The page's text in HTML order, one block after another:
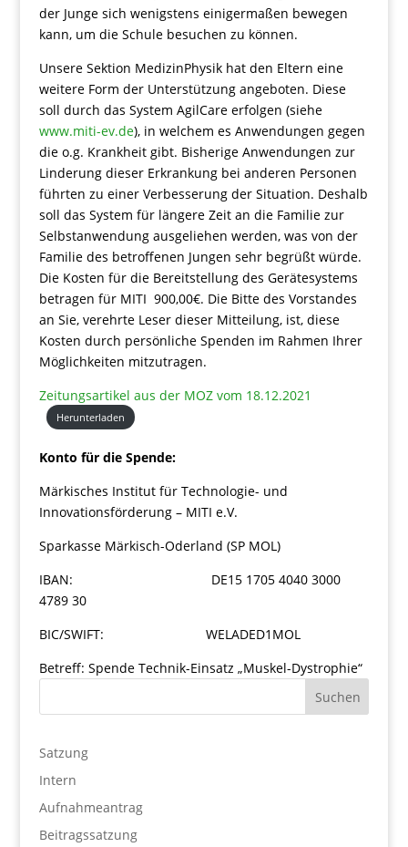
der Junge sich wenigstens einigermaßen bewegen
kann, um die Schule besuchen zu können.
Unsere Sektion MedizinPhysik hat den Eltern eine
weitere Form der Unterstützung angeboten. Diese
soll durch das System AgilCare erfolgen (siehe
www.miti-ev.de), in welchem es Anwendungen gegen
die o.g. Krankheit gibt. Bisherige Anwendungen zur
Linderung dieser Erkrankung bei anderen Personen
führten zu einer Verbesserung der Situation. Deshalb
soll das System für längere Zeit an die Familie zur
Selbstanwendung ausgeliehen werden, was von der
Familie des betroffenen Jungen sehr begrüßt würde.
Die Kosten für die Bereitstellung des Gerätesystems
betragen für MITI 900,00€. Die Bitte des Vorstandes
an Sie, verehrte Leser dieser Mitteilung, ist, diese
Kosten durch persönliche Spenden im Rahmen Ihrer
Möglichkeiten mitzutragen.
Zeitungsartikel aus der MOZ vom 18.12.2021
Herunterladen
Konto für die Spende:
Märkisches Institut für Technologie- und
Innovationsförderung – MITI e.V.
Sparkasse Märkisch-Oderland (SP MOL)
IBAN: DE15 1705 4040 3000
4789 30
BIC/SWIFT: WELADED1MOL
Betreff: Spende Technik-Einsatz „Muskel-Dystrophie“
Satzung
Intern
Aufnahmeantrag
Beitragssatzung